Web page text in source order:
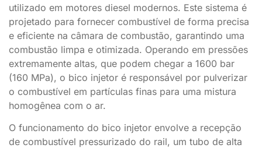
utilizado em motores diesel modernos. Este sistema é
projetado para fornecer combustível de forma precisa
e eficiente na câmara de combustão, garantindo uma
combustão limpa e otimizada. Operando em pressões
extremamente altas, que podem chegar a 1600 bar
(160 MPa), o bico injetor é responsável por pulverizar
o combustível em partículas finas para uma mistura
homogênea com o ar.
O funcionamento do bico injetor envolve a recepção
de combustível pressurizado do rail, um tubo de alta